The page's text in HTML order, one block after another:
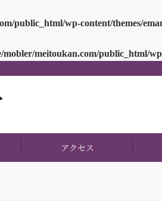
public_html/wp-content/themes/
mobler/meitoukan.com/public_html/
アクセス